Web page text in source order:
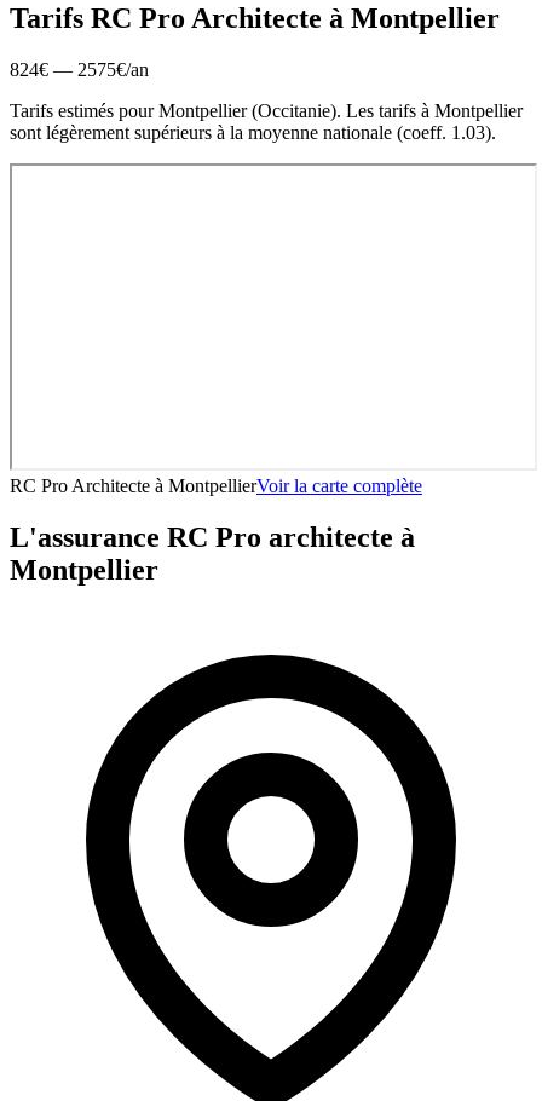
Tarifs RC Pro Architecte à Montpellier
824€ — 2575€/an
Tarifs estimés pourMontpellier(Occitanie). Les tarifs à Montpellier
sont légèrement supérieurs à la moyenne nationale (coeff. 1.03).
RC Pro Architecte à MontpellierVoir la carte complète
L'assurance RC Pro architecte à
Montpellier